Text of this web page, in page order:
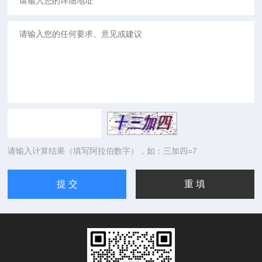
请输入计算结果（填写阿拉伯数字），如：三加四=7